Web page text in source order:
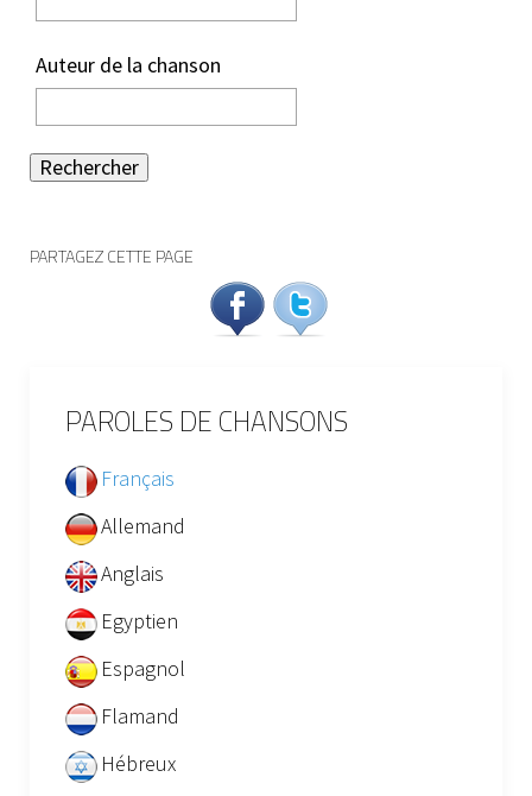
Auteur de la chanson
Rechercher
PARTAGEZ CETTE PAGE
PAROLES DE CHANSONS
Français
Allemand
Anglais
Egyptien
Espagnol
Flamand
Hébreux